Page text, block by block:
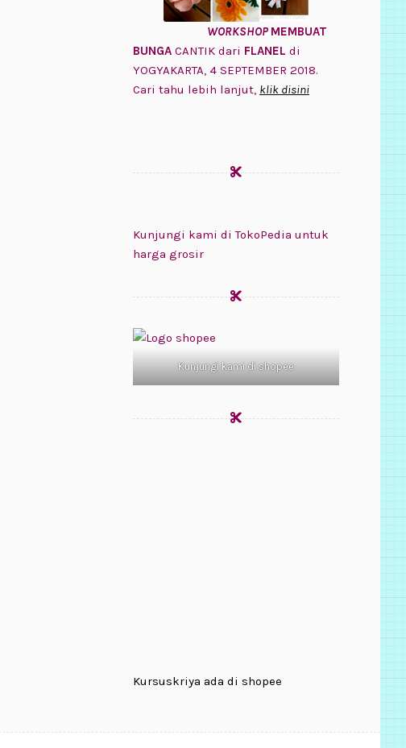
WORKSHOP MEMBUAT
BUNGA CANTIK dari FLANEL di
YOGYAKARTA, 4 SEPTEMBER 2018.
Cari tahu lebih lanjut, klik disini
Kunjungi kami di TokoPedia untuk
harga grosir
Kunjungi kami di shopee
Kursuskriya ada di shopee